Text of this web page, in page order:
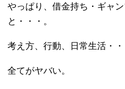
やっぱり、借金持ち・ギャ
と・・・。
考え方、行動、日常生活・・
全てがヤバい。